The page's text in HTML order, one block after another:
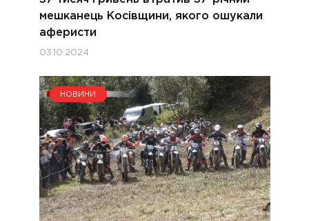
мешканець Косівщини, якого ошукали
аферисти
03.10.2024
НОВИНИ